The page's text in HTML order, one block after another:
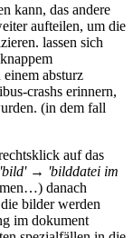
kann, das andere
aufteilen, um die
lassen sich
absturz
crashs erinnern,
(in dem fall
auf das
'bild' → 'bilddatei im
danach
bilder werden
im dokument